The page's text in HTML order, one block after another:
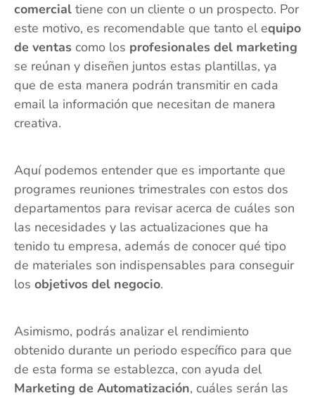
comercial tiene con un cliente o un prospecto. Por
este motivo, es recomendable que tanto el equipo
de ventas como los profesionales del marketing
se reúnan y diseñen juntos estas plantillas, ya
que de esta manera podrán transmitir en cada
email la información que necesitan de manera
creativa.
Aquí podemos entender que es importante que
programes reuniones trimestrales con estos dos
departamentos para revisar acerca de cuáles son
las necesidades y las actualizaciones que ha
tenido tu empresa, además de conocer qué tipo
de materiales son indispensables para conseguir
los objetivos del negocio.
Asimismo, podrás analizar el rendimiento
obtenido durante un periodo específico para que
de esta forma se establezca, con ayuda del
Marketing de Automatización, cuáles serán las